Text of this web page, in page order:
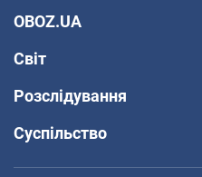
OBOZ.UA
Світ
Розслідування
Суспільство